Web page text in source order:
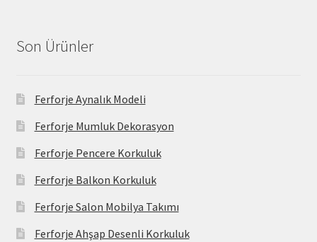
Son Ürünler
Ferforje Aynalık Modeli
Ferforje Mumluk Dekorasyon
Ferforje Pencere Korkuluk
Ferforje Balkon Korkuluk
Ferforje Salon Mobilya Takımı
Ferforje Ahşap Desenli Korkuluk